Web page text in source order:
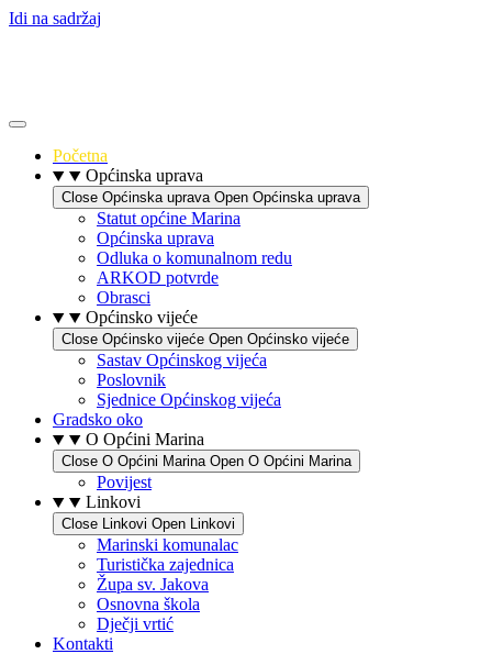
Idi na sadržaj
Početna
Općinska uprava
Close Općinska uprava Open Općinska uprava
Statut općine Marina
Općinska uprava
Odluka o komunalnom redu
ARKOD potvrde
Obrasci
Općinsko vijeće
Close Općinsko vijeće Open Općinsko vijeće
Sastav Općinskog vijeća
Poslovnik
Sjednice Općinskog vijeća
Gradsko oko
O Općini Marina
Close O Općini Marina Open O Općini Marina
Povijest
Linkovi
Close Linkovi Open Linkovi
Marinski komunalac
Turistička zajednica
Župa sv. Jakova
Osnovna škola
Dječji vrtić
Kontakti